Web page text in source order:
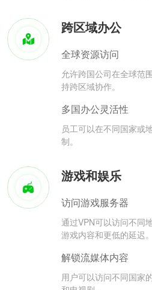
跨区域办公
全球资源访问
允许跨国公司在全球范
持跨区域协作。
多国办公灵活性
员工可以在不同国家或
制。
游戏和娱乐
访问游戏服务器
通过VPN可以访问不同
游戏内容和更低的延迟。
解锁流媒体内容
用户可以访问不同国家